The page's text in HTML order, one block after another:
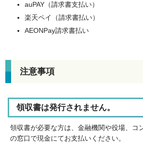
auPAY（請求書支払い）
楽天ペイ（請求書払い）
AEONPay請求書払い
注意事項
領収書は発行されません。
領収書が必要な方は、金融機関や役場、コ
の窓口で現金にてお支払いください。